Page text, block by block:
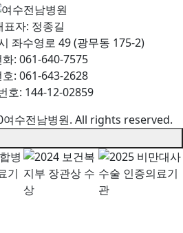
표자: 정종길
좌수영로 49 (광무동 175-2)
: 061-640-7575
: 061-643-2628
호: 144-12-02859
수전남병원. All rights reserved.